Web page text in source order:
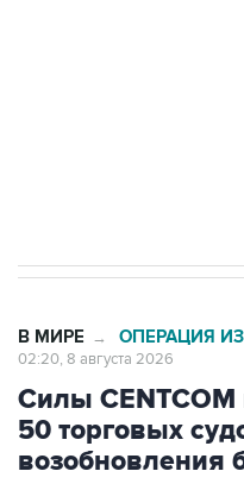
В МИРЕ → ОПЕРАЦИЯ
02:20, 8 августа 2026
Силы CENTCOM
50 торговых
возобновления